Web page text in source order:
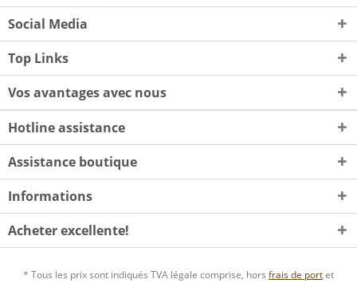
Social Media
Top Links
Vos avantages avec nous
Hotline assistance
Assistance boutique
Informations
Acheter excellente!
* Tous les prix sont indiqués TVA légale comprise, hors frais de portet